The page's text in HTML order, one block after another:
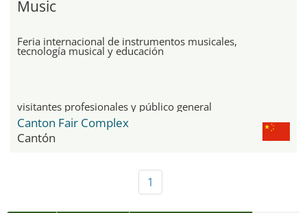
Music
Feria internacional de instrumentos musicales,
tecnología musical y educación
visitantes profesionales y público general
Canton Fair Complex
Cantón
1